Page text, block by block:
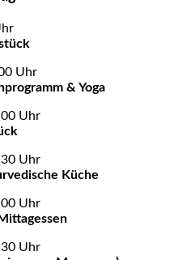
Uhr
& Yoga
Uhr
Uhr
Küche
Uhr
Uhr